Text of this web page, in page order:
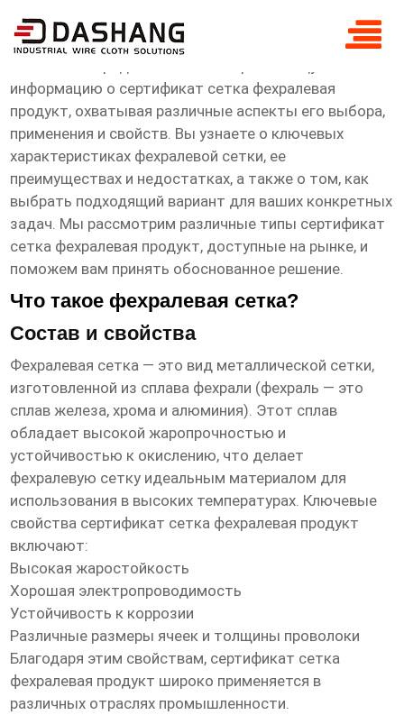
сертификат сетка фехралевая продукт
информацию о сертификат сетка фехралевая
продукт, охватывая различные аспекты его выбора,
применения и свойств. Вы узнаете о ключевых
характеристиках фехралевой сетки, ее
преимуществах и недостатках, а также о том, как
выбрать подходящий вариант для ваших конкретных
задач. Мы рассмотрим различные типы сертификат
сетка фехралевая продукт, доступные на рынке, и
поможем вам принять обоснованное решение.
Что такое фехралевая сетка?
Состав и свойства
Фехралевая сетка — это вид металлической сетки,
изготовленной из сплава фехрали (фехраль — это
сплав железа, хрома и алюминия). Этот сплав
обладает высокой жаропрочностью и
устойчивостью к окислению, что делает
фехралевую сетку идеальным материалом для
использования в высоких температурах. Ключевые
свойства сертификат сетка фехралевая продукт
включают:
Высокая жаростойкость
Хорошая электропроводимость
Устойчивость к коррозии
Различные размеры ячеек и толщины проволоки
Благодаря этим свойствам, сертификат сетка
фехралевая продукт широко применяется в
различных отраслях промышленности.